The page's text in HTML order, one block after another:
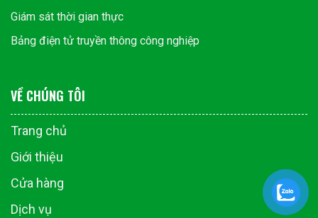
Giám sát thời gian thực
Bảng điện tử truyền thông công nghiệp
VỀ CHÚNG TÔI
Trang chủ
Giới thiệu
Cửa hàng
Dịch vụ